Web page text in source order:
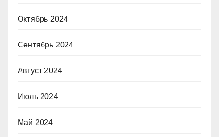
Октябрь 2024
Сентябрь 2024
Август 2024
Июль 2024
Май 2024